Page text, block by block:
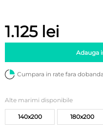
1.125 lei
Adauga
Cumpara in rate fara dobanda
Alte marimi disponibile
140x200 180x200